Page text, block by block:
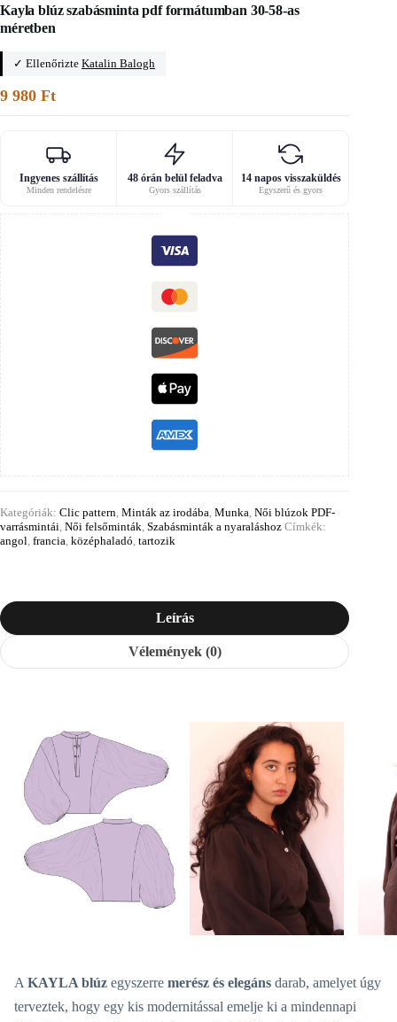
Kayla blúz szabásminta pdf formátumban 30-58-as
méretben
✓ Ellenőrizte Katalin Balogh
9 980 Ft
Ingyenes szállítás
Minden rendelésre
48 órán belül feladva
Gyors szállítás
14 napos visszaküldés
Egyszerű és gyors
Kategóriák: Clic pattern Minták az irodába Munka Női blúzok PDF-
varrásmintái Női felsőminták Szabásminták a nyaraláshoz Címkék:
angol francia középhaladó tartozik
Leírás
Vélemények (0)
A KAYLA blúz egyszerre merész és elegáns darab, amelyet úgy
terveztek, hogy egy kis modernitással emelje ki a mindennapi